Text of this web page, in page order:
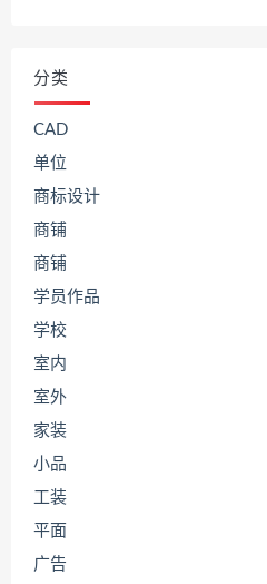
分类
CAD
单位
商标设计
商铺
商铺
学员作品
学校
室内
室外
家装
小品
工装
平面
广告